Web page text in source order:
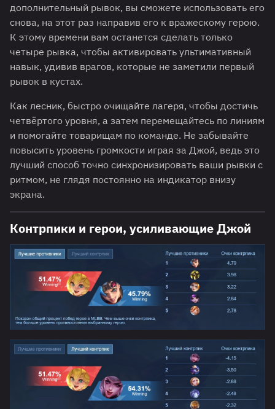
дополнительный рывок, вы сможете использовать его
снова, на этот раз направив его к вражескому герою.
К этому времени вам останется сделать только
четыре рывка, чтобы активировать ультимативный
навык, удивив врагов, которые не заметили первый
рывок в кустах.
Как лесник, быстро очищайте лагеря, чтобы достичь
четвёртого уровня, а затем перемещайтесь по линиям
и помогайте товарищам по команде. Не забывайте
повысить уровень громкости играя за Джой, ведь это
лучший способ точно синхронизировать ваши рывки с
ритмом, не глядя постоянно на индикатор внизу
экрана.
Контрпики и герои, усиливающие Джой